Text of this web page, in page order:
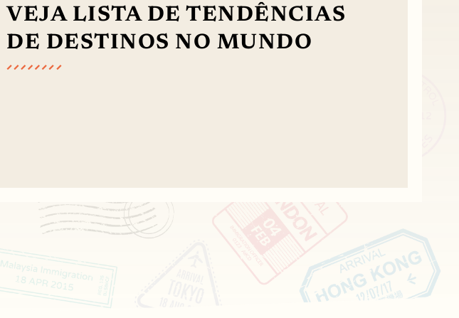
VEJA LISTA DE TENDÊNCIAS
DE DESTINOS NO MUNDO